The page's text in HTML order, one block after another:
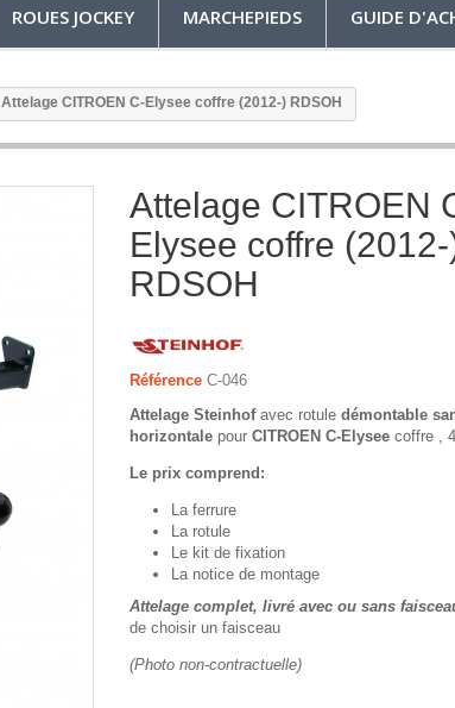
ROUES JOCKEY MARCHEPIEDS GUIDE
Attelage CITROEN C-Elysee coffre (2012-) RDSOH
Attelage CITROEN
Elysee coffre (2012-
RDSOH
Référence C-046
Attelage Steinhofavec rotule démontable
horizontale pour CITROEN C-Elysee coffre ,
Le prix comprend:
La ferrure
La rotule
Le kit de fixation
La notice de montage
Attelage complet, livré avec ou sans
de choisir un faisceau
(Photo non-contractuelle)